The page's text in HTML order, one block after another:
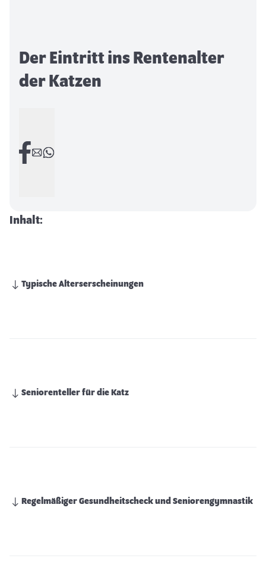
Der Eintritt ins Rentenalter
der Katzen
Inhalt:
Typische Alterserscheinungen
Seniorenteller für die Katz
Regelmäßiger Gesundheitscheck und Seniorengymnastik